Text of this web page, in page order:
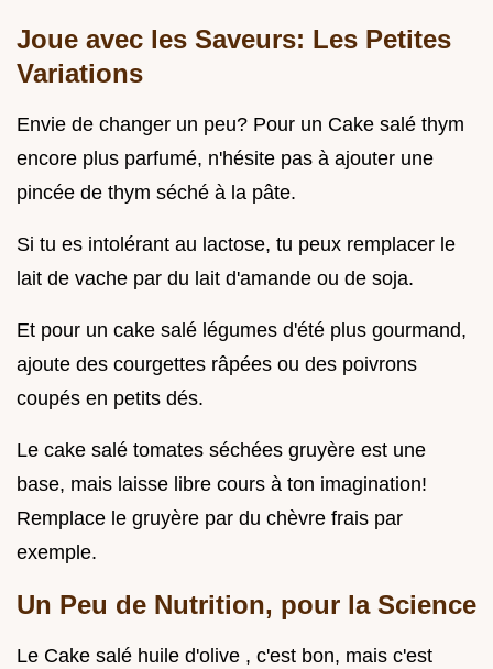
Joue avec les Saveurs: Les Petites
Variations
Envie de changer un peu? Pour un Cake salé thym
encore plus parfumé, n'hésite pas à ajouter une
pincée de thym séché à la pâte.
Si tu es intolérant au lactose, tu peux remplacer le
lait de vache par du lait d'amande ou de soja.
Et pour un cake salé légumes d'été plus gourmand,
ajoute des courgettes râpées ou des poivrons
coupés en petits dés.
Le cake salé tomates séchées gruyère est une
base, mais laisse libre cours à ton imagination!
Remplace le gruyère par du chèvre frais par
exemple.
Un Peu de Nutrition, pour la Science
Le Cake salé huile d'olive , c'est bon, mais c'est